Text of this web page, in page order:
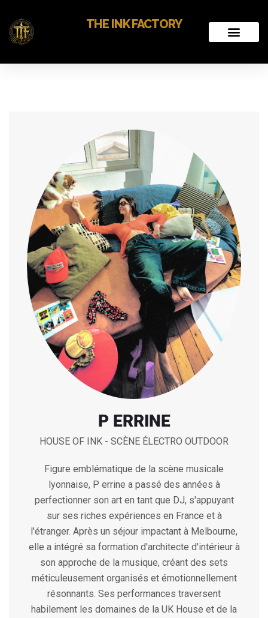
THE INK FACTORY
P ERRINE
HOUSE OF INK - SCÈNE ÉLECTRO OUTDOOR
Figure emblématique de la scène musicale
lyonnaise, P errine a passé des années à
perfectionner son art en tant que DJ, s'appuyant
sur ses riches expériences en France et à
l'étranger. Après un séjour impactant à Melbourne,
elle a intégré sa formation d'architecte d'intérieur à
son approche de la musique, créant des sets
méticuleusement organisés et émotionnellement
résonnants. Ses performances traversent
habilement les domaines de la UK House et de la